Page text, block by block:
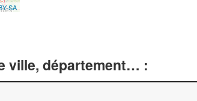
SA
ville, département… :